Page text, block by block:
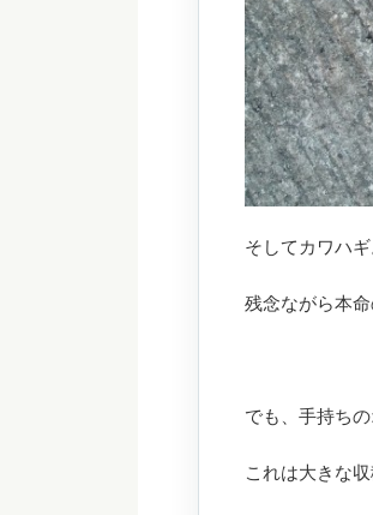
そしてカワハ
残念ながら本命
でも、手持ち
これは大きな